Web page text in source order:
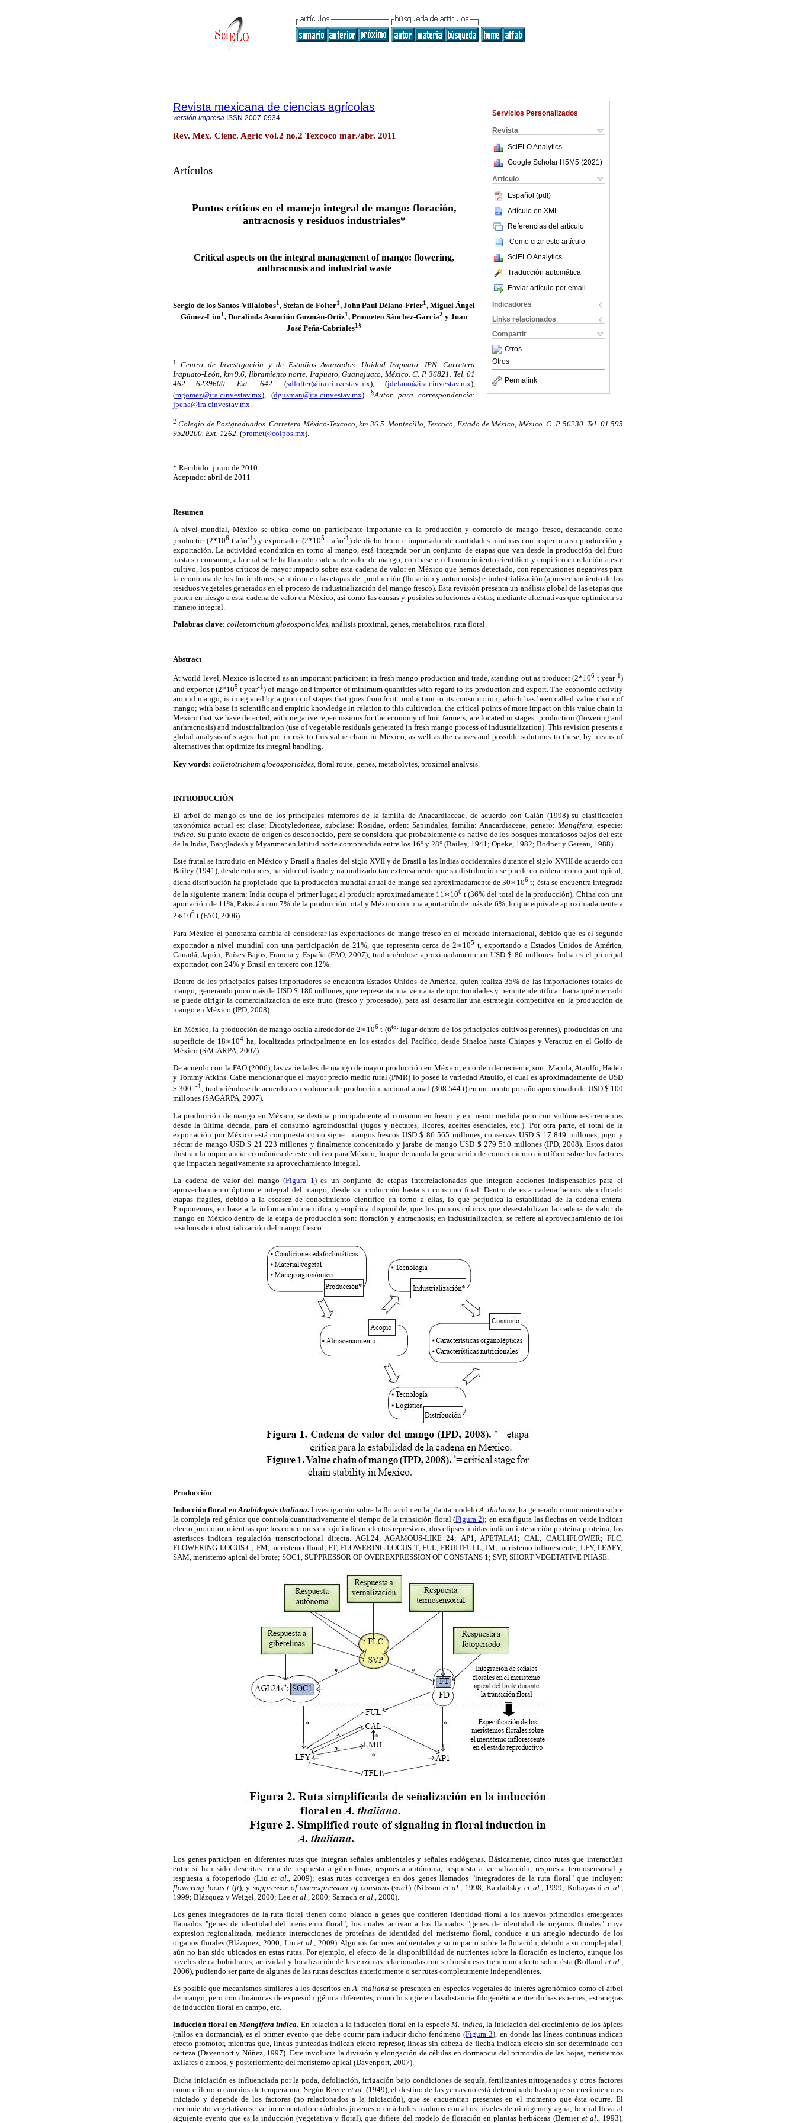
Servicios Personalizados
Revista
SciELO Analytics
Google Scholar H5M5 (2021 )
Articulo
Español (pdf)
Artículo en XML
Referencias del artículo
Como citar este artículo
SciELO Analytics
Traducción automática
Enviar artículo por email
Indicadores
Links relacionados
Compartir
Otros
Otros
Permalink
Revista mexicana de ciencias agrícolas
versión impresa ISSN 2007-0934
Rev. Mex. Cienc. Agríc vol.2 no.2 Texcoco mar./abr. 2011
Artículos
Puntos críticos en el manejo integral de mango: floración,
antracnosis y residuos industriales*
Critical aspects on the integral management of mango: flowering,
anthracnosis and industrial waste
Sergio de los Santos-Villalobos1, Stefan de-Folter1, John Paul Délano-Frier1, Miguel Ángel
Gómez-Lim1, Doralinda Asunción Guzmán-Ortiz1, Prometeo Sánchez-García2 y Juan
José Peña-Cabriales1§
1
Centro de Investigación y de Estudios Avanzados. Unidad Irapuato. IPN. Carretera
Irapuato-León, km 9.6, libramiento norte. Irapuato, Guanajuato, México. C. P. 36821. Tel. 01
462 6239600. Ext. 642. (sdfolter@ira.cinvestav.mx), (jdelano@ira.cinvestav.mx),
(mgomez@ira.cinvestav.mx), (dgusman@ira.cinvestav.mx). §Autor para correspondencia:
jpena@ira.cinvestav.mx.
2 Colegio de Postgraduados. Carretera México-Texcoco, km 36.5. Montecillo, Texcoco, Estado de México, México. C. P. 56230. Tel. 01 595
9520200. Ext. 1262 . (promet@colpos.mx).
* Recibido: junio de 2010
Aceptado: abril de 2011
Resumen
A nivel mundial, México se ubica como un participante importante en la producción y comercio de mango fresco, destacando como
productor (2*106t año-1) y exportador (2*105 t año-1) de dicho fruto e importador de cantidades mínimas con respecto a su producción y
exportación. La actividad económica en torno al mango, está integrada por un conjunto de etapas que van desde la producción del fruto
hasta su consumo, a la cual se le ha llamado cadena de valor de mango; con base en el conocimiento científico y empírico en relación a este
cultivo, los puntos críticos de mayor impacto sobre esta cadena de valor en México que hemos detectado, con repercusiones negativas para
la economía de los fruticultores, se ubican en las etapas de: producción (floración y antracnosis) e industrialización (aprovechamiento de los
residuos vegetales generados en el proceso de industrialización del mango fresco). Esta revisión presenta un análisis global de las etapas que
ponen en riesgo a esta cadena de valor en México, así como las causas y posibles soluciones a éstas, mediante alternativas que optimicen su
manejo integral.
Palabras clave: colletotrichum gloeosporioides, análisis proximal, genes, metabolitos, ruta floral.
Abstract
At world level, Mexico is located as an important participant in fresh mango production and trade, standing out as producer (2*106 t year-1)
and exporter (2*105 t year-1) of mango and importer of minimum quantities with regard to its production and export. The economic activity
around mango, is integrated by a group of stages that goes from fruit production to its consumption, which has been called value chain of
mango; with base in scientific and empiric knowledge in relation to this cultivation, the critical points of more impact on this value chain in
Mexico that we have detected, with negative repercussions for the economy of fruit farmers, are located in stages: production (flowering and
anthracnosis) and industrialization (use of vegetable residuals generated in fresh mango process of industrialization). This revision presents a
global analysis of stages that put in risk to this value chain in Mexico, as well as the causes and possible solutions to these, by means of
alternatives that optimize its integral handling.
Key words: colletotrichum gloeosporioides , floral route, genes, metabolytes, proximal analysis.
INTRODUCCIÓN
El árbol de mango es uno de los principales miembros de la familia de Anacardiaceae, de acuerdo con Galán (1998) su clasificación
taxonómica actual es: clase: Dicotyledoneae, subclase: Rosidae, orden: Sapindales, familia: Anacardiaceae, genero: Mangifera, especie:
indica. Su punto exacto de origen es desconocido, pero se considera que probablemente es nativo de los bosques montañosos bajos del este
de la India, Bangladesh y Myanmar en latitud norte comprendida entre los 16° y 28° (Bailey, 1941; Opeke, 1982; Bodner y Gereau, 1988).
Este frutal se introdujo en México y Brasil a finales del siglo XVII y de Brasil a las Indias occidentales durante el siglo XVIII de acuerdo con
Bailey (1941), desde entonces, ha sido cultivado y naturalizado tan extensamente que su distribución se puede considerar como pantropical;
dicha distribución ha propiciado que la producción mundial anual de mango sea aproximadamente de 30
106 t; ésta se encuentra integrada
de la siguiente manera: India ocupa el primer lugar, al producir aproximadamente 11
106t (36% del total de la producción), China con una
aportación de 11%, Pakistán con 7% de la producción total y México con una aportación de más de 6%, lo que equivale aproximadamente a
2
106 t (FAO, 2006).
Para México el panorama cambia al considerar las exportaciones de mango fresco en el mercado internacional, debido que es el segundo
exportador a nivel mundial con una participación de 21%, que representa cerca de 2
105 t, exportando a Estados Unidos de América,
Canadá, Japón, Países Bajos, Francia y España (FAO, 2007); traduciéndose aproximadamente en USD $ 86 millones. India es el principal
exportador, con 24% y Brasil en tercero con 12%.
Dentro de los principales países importadores se encuentra Estados Unidos de América, quien realiza 35% de las importaciones totales de
mango, generando poco más de USD $ 180 millones, que representa una ventana de oportunidades y permite identificar hacia qué mercado
se puede dirigir la comercialización de este fruto (fresco y procesado), para así desarrollar una estrategia competitiva en la producción de
mango en México (IPD, 2008).
En México, la producción de mango oscila alrededor de 2 106t (6to. lugar dentro de los principales cultivos perennes), producidas en una
superficie de 18
104 ha, localizadas principalmente en los estados del Pacífico, desde Sinaloa hasta Chiapas y Veracruz en el Golfo de
México (SAGARPA, 2007).
De acuerdo con la FAO (2006), las variedades de mango de mayor producción en México, en orden decreciente, son: Manila, Ataulfo, Haden
y Tommy Atkins. Cabe mencionar que el mayor precio medio rural (PMR) lo posee la variedad Ataulfo, el cual es aproximadamente de USD
$ 300 t-1 , traduciéndose de acuerdo a su volumen de producción nacional anual (308 544 t) en un monto por año aproximado de USD $ 100
millones (SAGARPA, 2007).
La producción de mango en México, se destina principalmente al consumo en fresco y en menor medida pero con volúmenes crecientes
desde la última década, para el consumo agroindustrial (jugos y néctares, licores, aceites esenciales, etc.). Por otra parte, el total de la
exportación por México está compuesta como sigue: mangos frescos USD $ 86 565 millones, conservas USD $ 17 849 millones, jugo y
néctar de mango USD $ 21 223 millones y finalmente concentrado y jarabe de mango USD $ 279 510 millones (IPD, 2008). Estos datos
ilustran la importancia económica de este cultivo para México, lo que demanda la generación de conocimiento científico sobre los factores
que impactan negativamente su aprovechamiento integral.
La cadena de valor del mango (Figura 1 ) es un conjunto de etapas interrelacionadas que integran acciones indispensables para el
aprovechamiento óptimo e integral del mango, desde su producción hasta su consumo final. Dentro de esta cadena hemos identificado
etapas frágiles, debido a la escasez de conocimiento científico en torno a ellas, lo que perjudica la estabilidad de la cadena entera.
Proponemos, en base a la información científica y empírica disponible, que los puntos críticos que desestabilizan la cadena de valor de
mango en México dentro de la etapa de producción son: floración y antracnosis; en industrialización, se refiere al aprovechamiento de los
residuos de industrialización del mango fresco.
Producción
Inducción floral enArabidopsis thaliana. Investigación sobre la floración en la planta modeloA. thaliana, ha generado conocimiento sobre
la compleja red génica que controla cuantitativamente el tiempo de la transición floral (Figura 2); en esta figura las flechas en verde indican
efecto promotor, mientras que los conectores en rojo indican efectos represivos; dos elipses unidas indican interacción proteína-proteína; los
asteriscos indican regulación transcripcional directa. AGL24, AGAMOUS-LIKE 24; AP1, APETALA1; CAL, CAULIFLOWER; FLC,
FLOWERING LOCUS C; FM, meristemo floral; FT, FLOWERING LOCUS T; FUL, FRUITFULL; IM, meristemo inflorescente; LFY, LEAFY;
SAM, meristemo apical del brote; SOC1, SUPPRESSOR OF OVEREXPRESSION OF CONSTANS 1; SVP, SHORT VEGETATIVE PHASE.
Los genes participan en diferentes rutas que integran señales ambientales y señales endógenas. Básicamente, cinco rutas que interactúan
entre sí han sido descritas: ruta de respuesta a giberelinas, respuesta autónoma, respuesta a vernalización, respuesta termosensorial y
respuesta a fotoperiodo (Liuet al.
, 2009); estas rutas convergen en dos genes llamados "integradores de la ruta floral" que incluyen:
flowering locus t (ft), ysuppressor of overexpression of constans(soc1) (Nilssonet al. , 1998; Kardailsky et al., 1999; Kobayashiet al
1999; Blázquez y Weigel, 2000; Lee et al ., 2000; Samach et al ., 2000).
Los genes integradores de la ruta floral tienen como blanco a genes que confieren identidad floral a los nuevos primordios emergentes
llamados "genes de identidad del meristemo floral", los cuales activan a los llamados "genes de identidad de organos florales" cuya
expresion regionalizada, mediante interacciones de proteínas de identidad del meristemo floral, conduce a un arreglo adecuado de los
organos florales (Blázquez, 2000; Liuet al.
, 2009). Algunos factores ambientales y su impacto sobre la floración, debido a su complejidad,
aún no han sido ubicados en estas rutas. Por ejemplo, el efecto de la disponibilidad de nutrientes sobre la floración es incierto, aunque los
niveles de carbohidratos, actividad y localización de las enzimas relacionadas con su biosíntesis tienen un efecto sobre ésta (Rolland et al.
2006), pudiendo ser parte de algunas de las rutas descritas anteriormente o ser rutas completamente independientes.
Es posible que mecanismos similares a los descritos enA. thaliana se presenten en especies vegetales de interés agronómico como el árbol
de mango, pero con dinámicas de expresión génica diferentes, como lo sugieren las distancia filogenética entre dichas especies, estrategias
de inducción floral en campo, etc.
Inducción floral en Mangifera indica. En relación a la inducción floral en la especieM. indica, la iniciación del crecimiento de los ápices
(tallos en dormancia), es el primer evento que debe ocurrir para inducir dicho fenómeno (Figura 3), en donde las líneas continuas indican
efecto promotor, mientras que, líneas punteadas indican efecto represor, líneas sin cabeza de flecha indican efecto sin ser determinado con
certeza (Davenport y Núñez, 1997). Este involucra la división y elongación de células en dormancia del primordio de las hojas, meristemos
axilares o ambos, y posteriormente del meristemo apical (Davenport, 2007).
Dicha iniciación es influenciada por la poda, defoliación, irrigación bajo condiciones de sequía, fertilizantes nitrogenados y otros factores
como etileno o cambios de temperatura. Según Reece et al . (1949), el destino de las yemas no está determinado hasta que su crecimiento es
iniciado y depende de los factores (no relacionados a la iniciación), que se encuentran presentes en el momento que ésta ocurre. El
crecimiento vegetativo se ve incrementado en árboles jóvenes o en árboles maduros con altos niveles de nitrógeno y agua; lo cual lleva al
siguiente evento que es la inducción (vegetativa y floral), que difiere del modelo de floración en plantas herbáceas (Bernier et al., 1993),